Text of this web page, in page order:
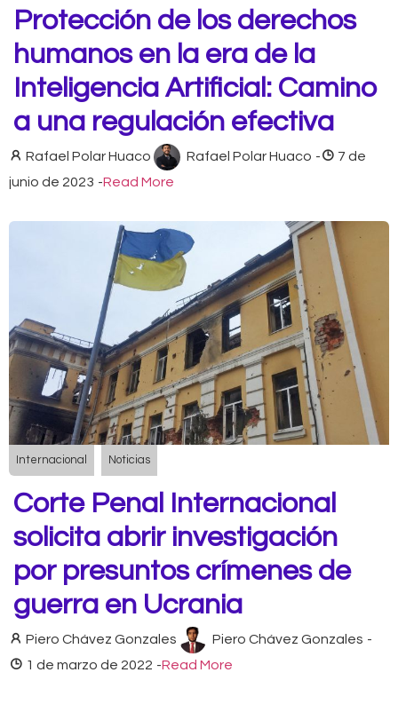
Protección de los derechos
humanos en la era de la
Inteligencia Artificial: Camino
a una regulación efectiva
Rafael Polar Huaco Rafael Polar Huaco -
7 de
junio de 2023 -Read More
Internacional Noticias
Corte Penal Internacional
solicita abrir investigación
por presuntos crímenes de
guerra en Ucrania
Piero Chávez Gonzales Piero Chávez Gonzales -
1 de marzo de 2022 -Read More